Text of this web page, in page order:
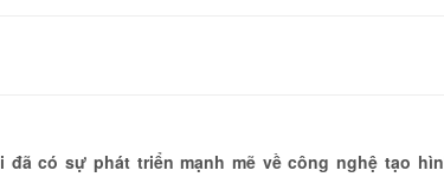
đã có sự phát triển mạnh mẽ về công nghệ tạo